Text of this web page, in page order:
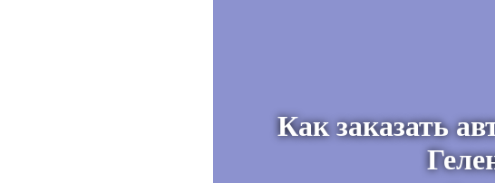
Как заказать